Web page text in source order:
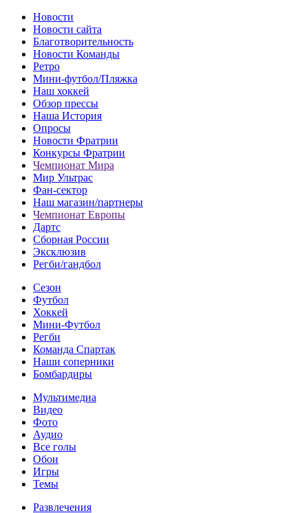
Новости
Новости сайта
Благотворительность
Новости Команды
Ретро
Мини-футбол/Пляжка
Наш хоккей
Обзор прессы
Наша История
Опросы
Новости Фратрии
Конкурсы Фратрии
Чемпионат Мира
Мир Ультрас
Фан-cектор
Наш магазин/партнеры
Чемпионат Европы
Дартс
Сборная России
Эксклюзив
Регби/гандбол
Сезон
Футбол
Хоккей
Мини-Футбол
Регби
Команда Спартак
Наши соперники
Бомбардиры
Мультимедиа
Видео
Фото
Аудио
Все голы
Обои
Игры
Темы
Развлечения